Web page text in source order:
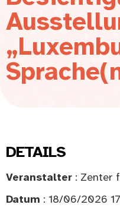
DETAILS
Veranstalter : Zenter
Datum : 18/06/2026